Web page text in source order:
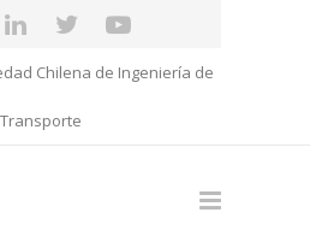
Chilena de Ingeniería de
Transporte